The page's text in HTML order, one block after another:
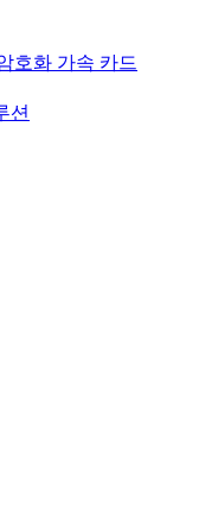
호화 가속 카드
션